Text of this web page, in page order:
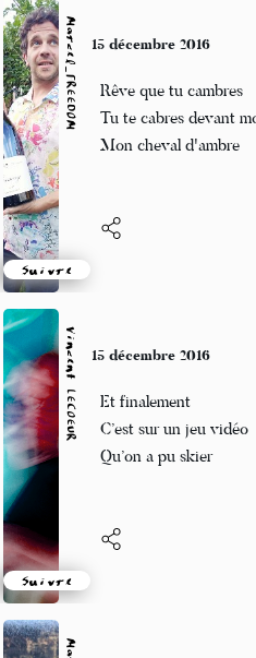
Marcel_FREEDOM
Suivre
Rêve que tu cambres
Tu te cabres devant moi
Vincent LECŒUR
Suivre
Et finalement
C’est sur un jeu vidéo